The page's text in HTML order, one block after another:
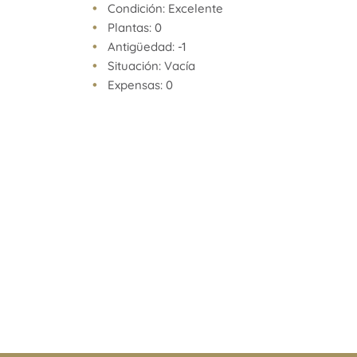
Norman valora tener todo cerca: colegios,
supermercados, hospitales, plazas, clubes,
Norman valora su tiempo y valora vivir en un
posibilidad, en donde todo está a unos pocos
Condición: Excelente
Plantas: 0
Antigüedad: -1
Situación: Vacía
Expensas: 0